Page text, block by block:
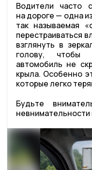
Водители часто
на дороге — одна
так называемая
перестраиваться
взглянуть в
голову, чтобы
автомобиль не
крыла. Особенно
которые легко
Будьте
невнимательности